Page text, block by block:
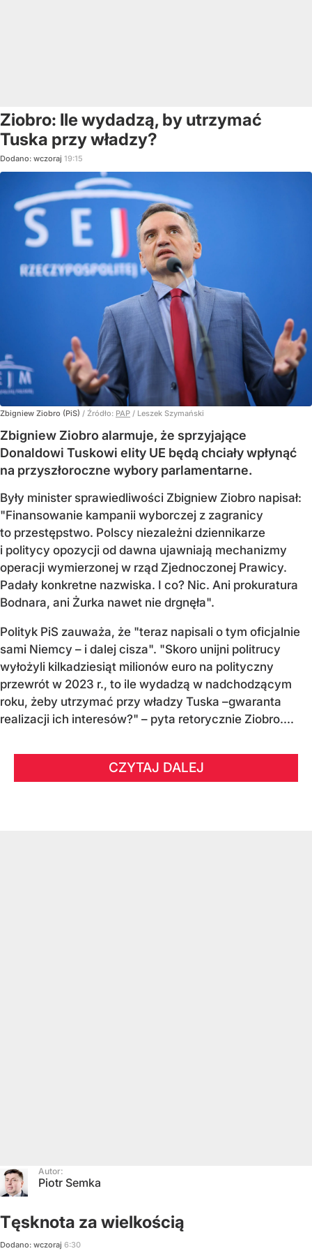
Ziobro: Ile wydadzą, by utrzymać
Tuska przy władzy?
Dodano: wczoraj 19:15
Zbigniew Ziobro (PiS) / Źródło: PAP / Leszek Szymański
Zbigniew Ziobro alarmuje, że sprzyjające
Donaldowi Tuskowi elity UE będą chciały wpłynąć
na przyszłoroczne wybory parlamentarne.
Były minister sprawiedliwości Zbigniew Ziobro napisał:
"Finansowanie kampanii wyborczej z zagranicy
to przestępstwo. Polscy niezależni dziennikarze
i politycy opozycji od dawna ujawniają mechanizmy
operacji wymierzonej w rząd Zjednoczonej Prawicy.
Padały konkretne nazwiska. I co? Nic. Ani prokuratura
Bodnara, ani Żurka nawet nie drgnęła".
Polityk PiS zauważa, że "teraz napisali o tym oficjalnie
sami Niemcy – i dalej cisza". "Skoro unijni politrucy
wyłożyli kilkadziesiąt milionów euro na polityczny
przewrót w 2023 r., to ile wydadzą w nadchodzącym
roku, żeby utrzymać przy władzy Tuska –gwaranta
realizacji ich interesów?" – pyta retorycznie Ziobro....
CZYTAJ DALEJ
Autor:
Piotr Semka
Tęsknota za wielkością
Dodano: wczoraj 6:30